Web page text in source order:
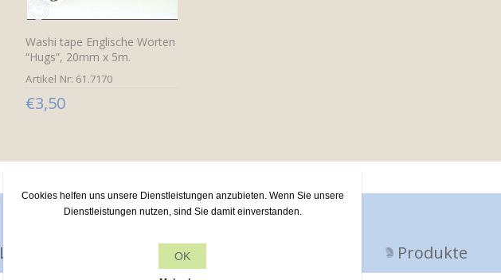
Washi tape Englische Worten
“Hugs”, 20mm x 5m.
Artikel Nr: 61.7170
€3,50
Leane Creatief Produkte
Cookies helfen uns unsere Dienstleistungen anzubieten. Wenn Sie unsere
Dienstleistungen nutzen, sind Sie damit einverstanden.
OK